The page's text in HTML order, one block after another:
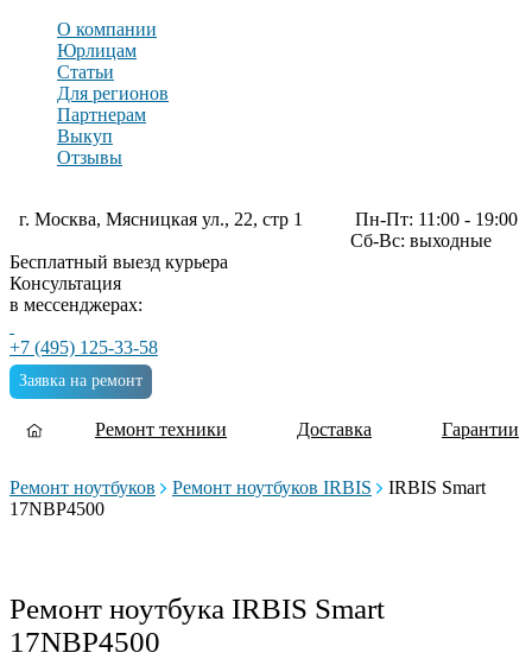
О компании
Юрлицам
Статьи
Для регионов
Партнерам
Выкуп
Отзывы
г. Москва, Мясницкая ул., 22, стр 1
Пн-Пт: 11:00 - 19:00
Сб-Вс: выходные
Бесплатный выезд курьера
Консультация
в мессенджерах:
+7 (495) 125-33-58
Заявка на ремонт
Ремонт техники Доставка Гарантии
Ремонт ноутбуков Ремонт ноутбуков IRBIS
IRBIS Smart
17NBP4500
Ремонт ноутбука IRBIS Smart
17NBP4500